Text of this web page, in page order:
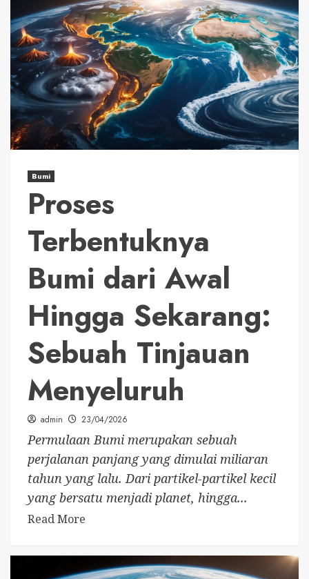
Bumi
Proses
Terbentuknya
Bumi dari Awal
Hingga Sekarang:
Sebuah Tinjauan
Menyeluruh
admin 23/04/2026
Permulaan Bumi merupakan sebuah
perjalanan panjang yang dimulai miliaran
tahun yang lalu. Dari partikel-partikel kecil
yang bersatu menjadi planet, hingga...
Read More